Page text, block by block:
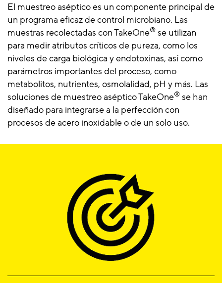
El muestreo aséptico es un componente principal de
un programa eficaz de control microbiano. Las
muestras recolectadas con TakeOne® se utilizan
para medir atributos críticos de pureza, como los
niveles de carga biológica y endotoxinas, así como
parámetros importantes del proceso, como
metabolitos, nutrientes, osmolalidad, pH y más. Las
soluciones de muestreo aséptico TakeOne® se han
diseñado para integrarse a la perfección con
procesos de acero inoxidable o de un solo uso.